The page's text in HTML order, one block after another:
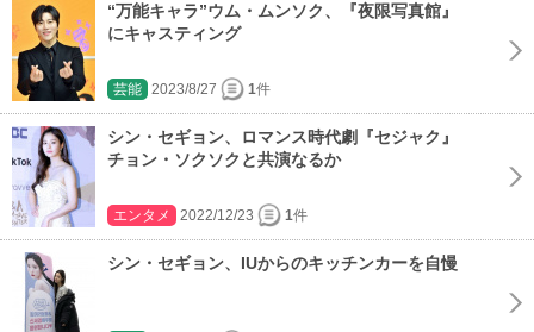
“万能キャラ”ウム・ムンソク、『夜限写真館』
にキャスティング
芸能 2023/8/27 1件
シン・セギョン、ロマンス時代劇『セジャク』
チョン・ソクソクと共演なるか
エンタメ 2022/12/23 1件
シン・セギョン、IUからのキッチンカーを自慢